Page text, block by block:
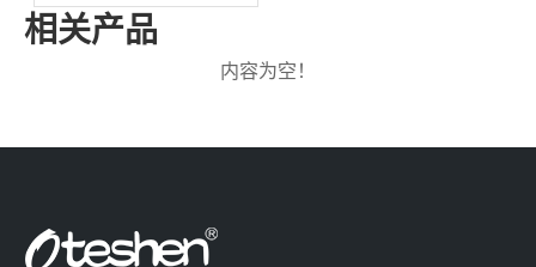
相关产品
内容为空！